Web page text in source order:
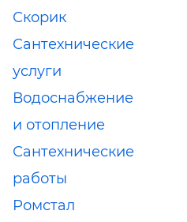
Скорик
Сантехнические
услуги
Водоснабжение
и отопление
Сантехнические
работы
Ромстал